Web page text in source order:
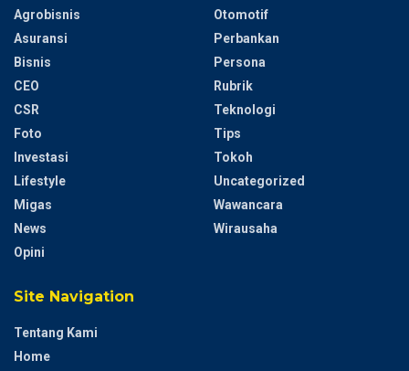
Agrobisnis
Asuransi
Bisnis
CEO
CSR
Foto
Investasi
Lifestyle
Migas
News
Opini
Otomotif
Perbankan
Persona
Rubrik
Teknologi
Tips
Tokoh
Uncategorized
Wawancara
Wirausaha
Site Navigation
Tentang Kami
Home